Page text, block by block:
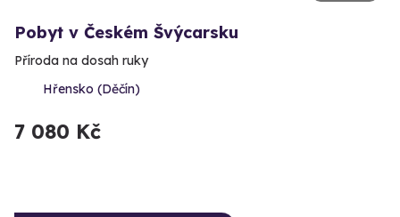
Pobyt v Českém Švýcarsku
Příroda na dosah ruky
Hřensko (Děčín)
7 080 Kč